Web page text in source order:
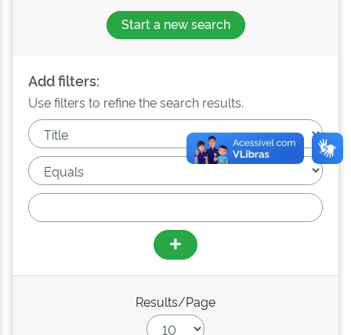
Start a new search
Add filters:
Use filters to refine the search results.
Results/Page